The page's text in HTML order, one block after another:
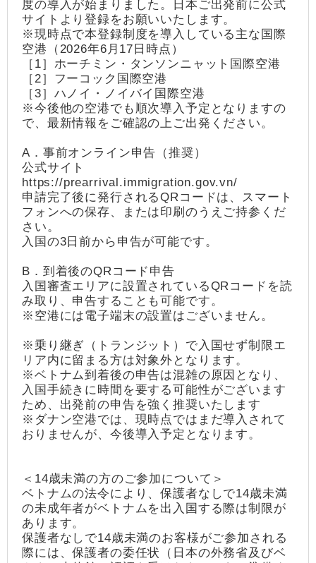
度の導入が始まりました。日本ご出発前に公式
サイトより登録をお願いいたします。
※現時点で本登録制度を導入している主な国際
空港（2026年6月17日時点）
［1］ホーチミン・タンソンニャット国際空港
［2］フーコック国際空港
［3］ハノイ・ノイバイ国際空港
※今後他の空港でも順次導入予定となりますの
で、最新情報をご確認の上ご出発ください。
A．事前オンライン申告（推奨）
公式サイト
https://prearrival.immigration.gov.vn/
申請完了後に発行されるQRコードは、スマート
フォンへの保存、または印刷のうえご持参くだ
さい。
入国の3日前から申告が可能です。
B．到着後のQRコード申告
入国審査エリアに設置されているQRコードを読
み取り、申告することも可能です。
※空港には電子端末の設置はございません。
※乗り継ぎ（トランジット）で入国せず制限エ
リア内に留まる方は対象外となります。
※ベトナム到着後の申告は混雑の原因となり、
入国手続きに時間を要する可能性がございます
ため、出発前の申告を強く推奨いたします
※ダナン空港では、現時点ではまだ導入されて
おりませんが、今後導入予定となります。
＜14歳未満の方のご参加について＞
ベトナムの法令により、保護者なしで14歳未満
の未成年者がベトナムを出入国する際は制限が
あります。
保護者なしで14歳未満のお客様がご参加される
際には、保護者の委任状（日本の外務省及びベ